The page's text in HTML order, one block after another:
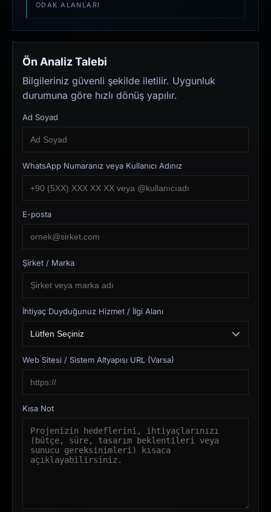
ODAK ALANLARI
Ön Analiz Talebi
Bilgileriniz güvenli şekilde iletilir. Uygunluk
durumuna göre hızlı dönüş yapılır.
Ad Soyad
WhatsApp Numaranız veya Kullanıcı Adınız
E-posta
Şirket / Marka
İhtiyaç Duyduğunuz Hizmet / İlgi Alanı
Web Sitesi / Sistem Altyapısı URL (Varsa)
Kısa Not